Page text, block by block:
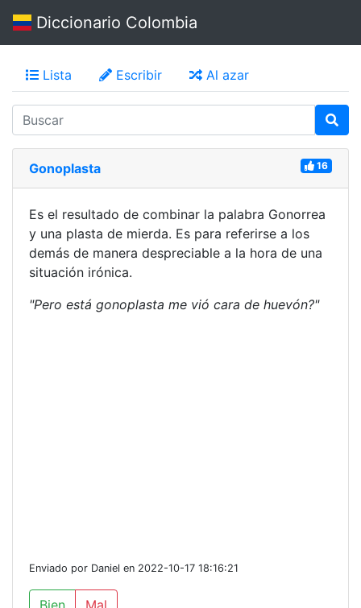
Diccionario Colombia
Lista Escribir Al azar
Gonoplasta 16
Es el resultado de combinar la palabra Gonorrea
y una plasta de mierda. Es para referirse a los
demás de manera despreciable a la hora de una
situación irónica.
"Pero está gonoplasta me vió cara de huevón?"
Enviado por Daniel en 2022-10-17 18:16:21
Bien Mal